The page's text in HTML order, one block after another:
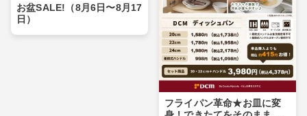
お盆SALE!（8月6日〜8月17
日）
フライパン革命★お皿に変